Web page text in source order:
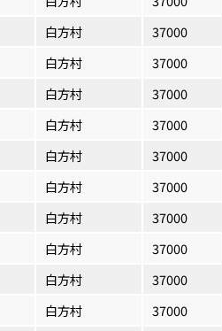
白方村 37000
白方村 37000
白方村 37000
白方村 37000
白方村 37000
白方村 37000
白方村 37000
白方村 37000
白方村 37000
白方村 37000